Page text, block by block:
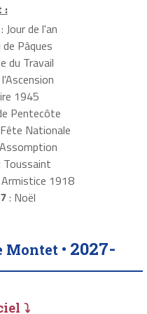
:
: Jour de l'an
de Pâques
du Travail
1945
Pentecôte
Nationale
Toussaint
1918
: Noël
Montet • 2027-
⤵